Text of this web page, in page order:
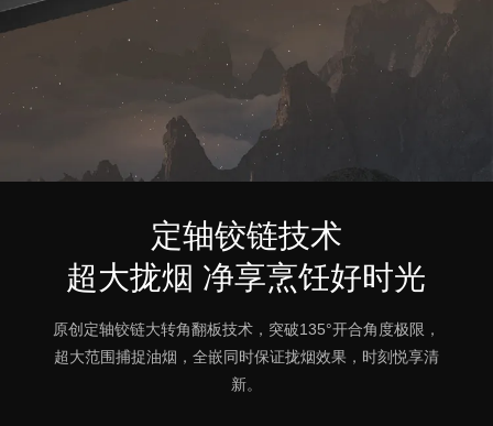
定轴铰链技术
超大拢烟 净享烹饪好时光
原创定轴铰链大转角翻板技术，突破135°开合角度极限，
超大范围捕捉油烟，全嵌同时保证拢烟效果，时刻悦享清
新。